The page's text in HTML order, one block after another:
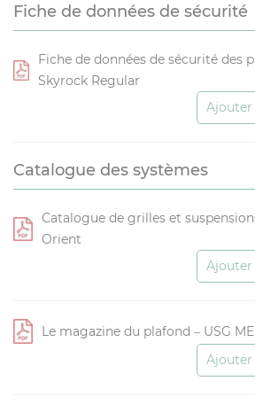
Fiche de données de sécurité
Fiche de données de sécurité des
Skyrock Regular
Ajouter
Catalogue des systèmes
Catalogue de grilles et
Orient
Ajouter
Le magazine du plafond – USG ME
Ajouter